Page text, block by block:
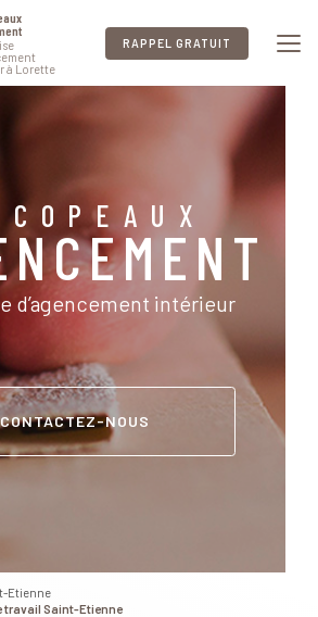
à Lorette
RAPPEL GRATUIT
d’agencement intérieur
CONTACTEZ-NOUS
Etienne
travail Saint-Etienne